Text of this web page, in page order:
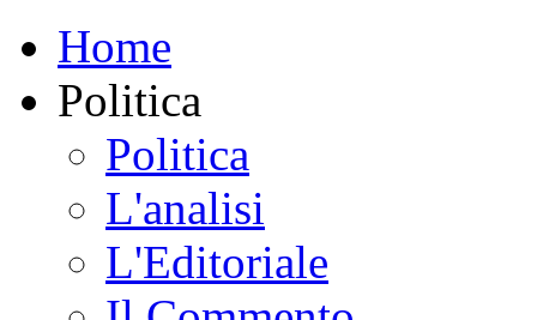
Home
Politica
Politica
L'analisi
L'Editoriale